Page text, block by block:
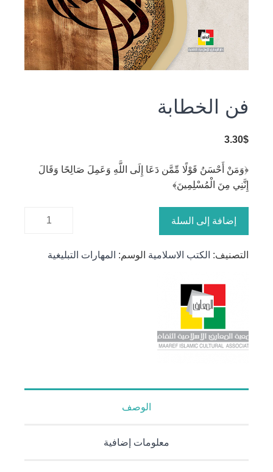
فن الخطابة
3.30$
﴿وَمَنْ أَحْسَنُ قَوْلًا مِّمَّن دَعَا إِلَى اللَّهِ وَعَمِلَ صَالِحًا وَقَالَ
إِنَّنِي مِنَ الْمُسْلِمِينَ﴾
كمية فن
إضافة إلى السلة
التصنيف: الكتب الاسلامية الوسم: المهارات التبليغية
الوصف
معلومات إضافية